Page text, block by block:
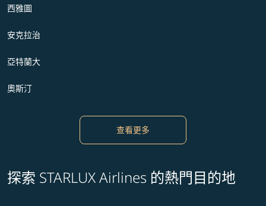
西雅圖
安克拉治
亞特蘭大
奧斯汀
查看更多
探索 STARLUX Airlines 的熱門目的地